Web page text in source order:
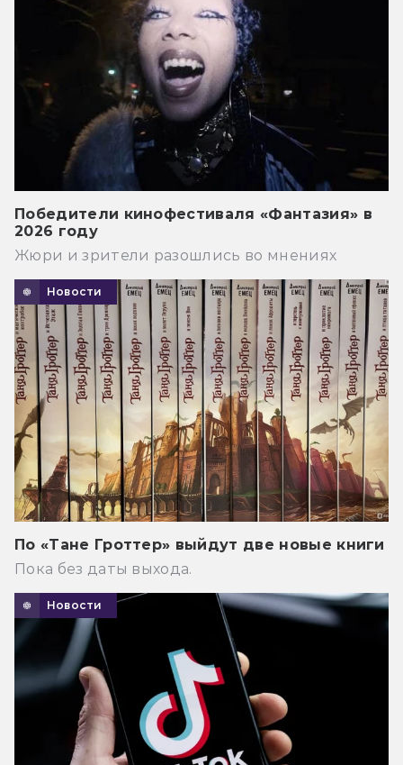
Победители кинофестиваля «Фантазия» в
2026 году
Жюри и зрители разошлись во мнениях
Новости
По «Тане Гроттер» выйдут две новые книги
Пока без даты выхода.
Новости